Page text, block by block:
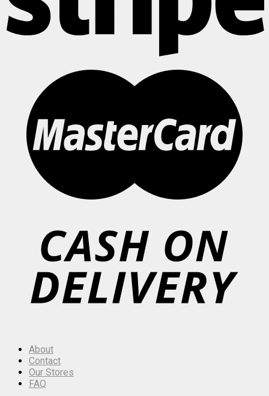
About
Contact
Our Stores
FAQ